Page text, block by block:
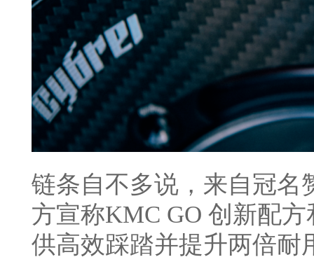
链条自不多说，来自冠名
方宣称KMC GO 创新配
供高效踩踏并提升两倍耐